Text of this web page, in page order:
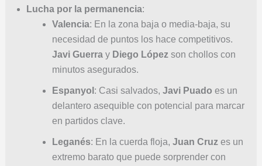
Lucha por la permanencia:
Valencia: En la zona baja o media-baja, su
necesidad de puntos los hace competitivos.
Javi Guerray Diego Lópezson chollos con
minutos asegurados.
Espanyol : Casi salvados, Javi Puado es un
delantero asequible con potencial para marcar
en partidos clave.
Leganés: En la cuerda floja, Juan Cruzes un
extremo barato que puede sorprender con